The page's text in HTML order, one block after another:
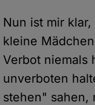
Nun ist mir
kleine
Verbot niemals
unverboten
stehen" sahen,